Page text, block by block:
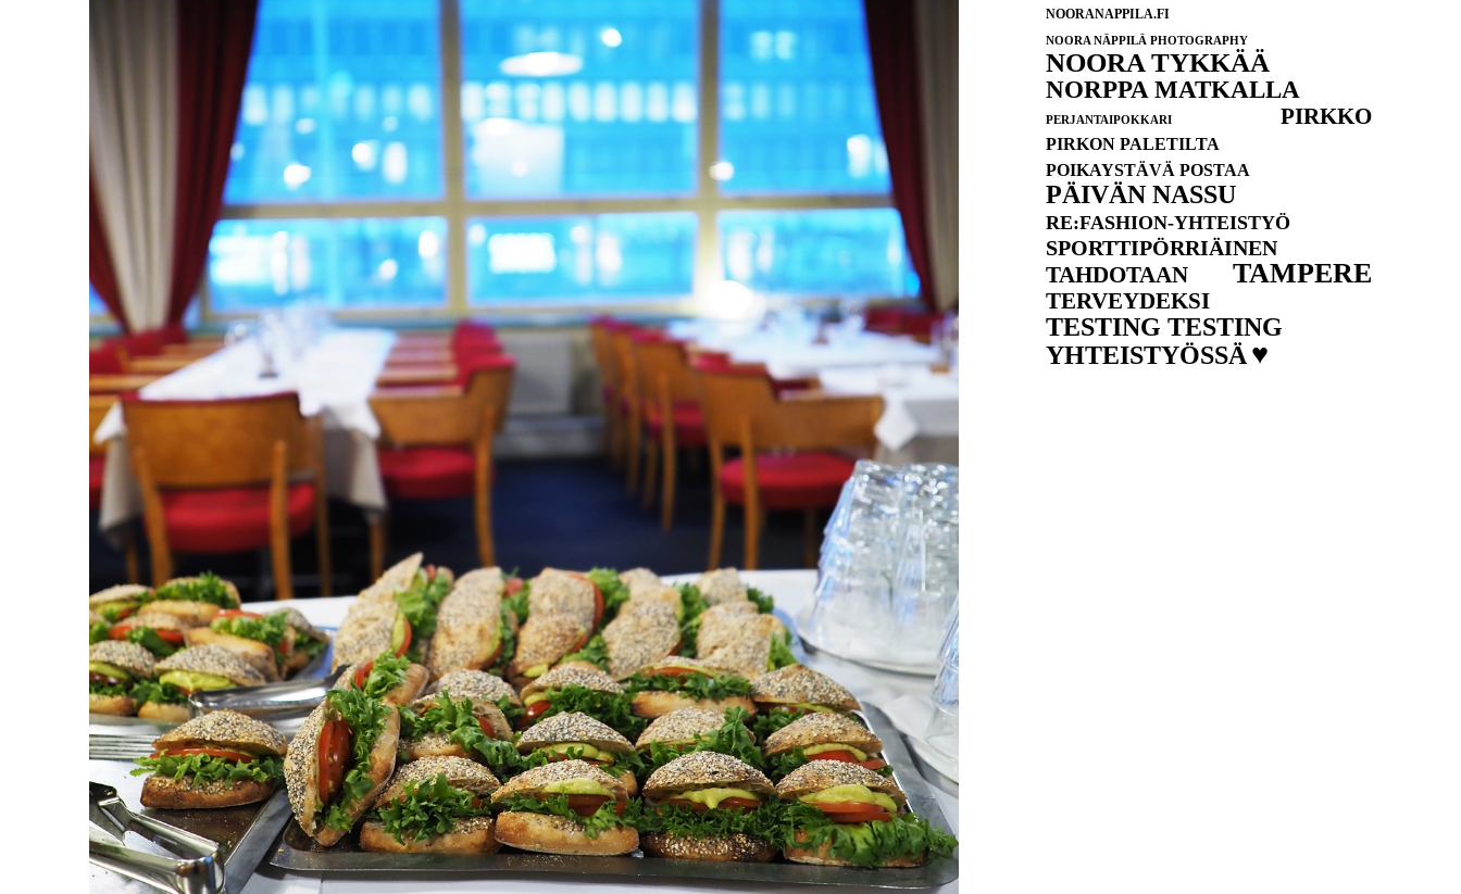
NOORANAPPILA.FI
NOORA NÄPPILÄ PHOTOGRAPHY
NOORA TYKKÄÄ
NORPPA MATKALLA
PERJANTAIPOKKARI PIRKKO
PIRKON PALETILTA
POIKAYSTÄVÄ POSTAA
PÄIVÄN NASSU
RE:FASHION-YHTEISTYÖ
SPORTTIPÖRRIÄINEN
TAHDOTAAN TAMPERE
TERVEYDEKSI
TESTING TESTING
YHTEISTYÖSSÄ♥